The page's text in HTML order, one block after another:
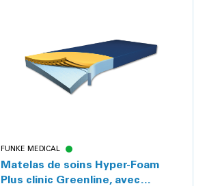
FUNKE MEDICAL
Matelas de soins Hyper-Foam
Plus clinic Greenline, avec